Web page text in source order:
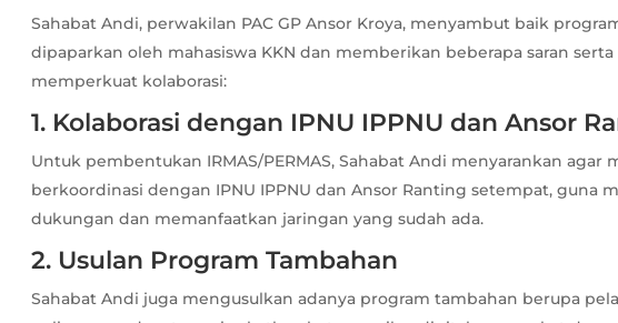
Sahabat Andi, perwakilan PAC GP Ansor Kroya, menyambut baik
dipaparkan oleh mahasiswa KKN dan memberikan beberapa saran
memperkuat kolaborasi:
1. Kolaborasi dengan IPNU IPPNU dan Ansor
Untuk pembentukan IRMAS/PERMAS, Sahabat Andi menyarankan agar
berkoordinasi dengan IPNU IPPNU dan Ansor Ranting setempat, guna
dukungan dan memanfaatkan jaringan yang sudah ada.
2. Usulan Program Tambahan
Sahabat Andi juga mengusulkan adanya program tambahan berupa